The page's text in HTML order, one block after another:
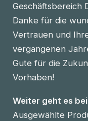
Geschäftsbereich
Danke für die
Vertrauen und
vergangenen
Gute für die
Vorhaben!
Weiter geht es bei
Ausgewählte